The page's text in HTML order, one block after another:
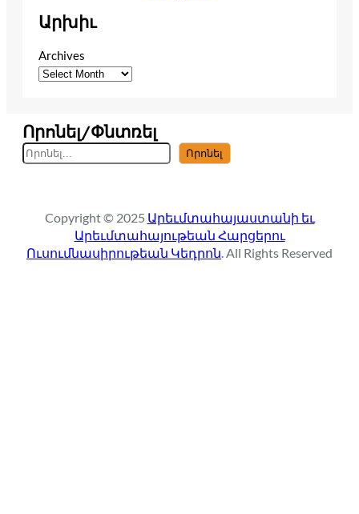
Արխիւ
Archives
Որոնել/Փնտռել
S
e
c
h
Որոնել
Copyright © 2025 Արեւմտահայաստանի եւ
Արեւմտահայութեան Հարցերու
Ուսումնասիրութեան Կեդրոն. All Rights Reserved